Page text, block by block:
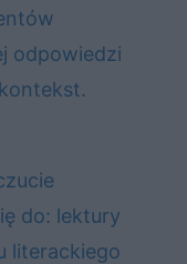
odpowiedzi
do: lektury
literackiego